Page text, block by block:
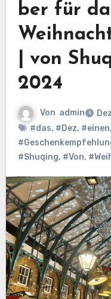
ber für
| von
2024
Von admin
#das, #Dez, #einen,
#Shuqing, #Von,